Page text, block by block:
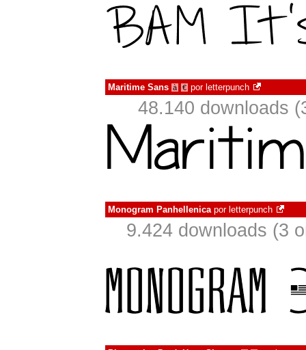
Maritime Sans à € por letterpunch
48.140 downloads
Monogram Panhellenicapor letterpunch
9.424 downloads (3